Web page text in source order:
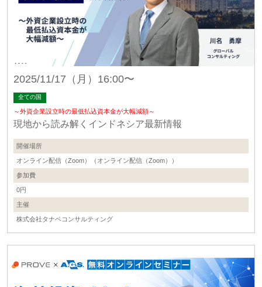
2025/11/17（月）16:00〜
全ての国
～外資企業設立時の最低払込資本金が大幅減額～
現地から読み解くインドネシア最新情報
開催場所
オンライン配信（Zoom）（オンライン配信（Zoom））
参加費
0円
主催
株式会社タナベコンサルティング